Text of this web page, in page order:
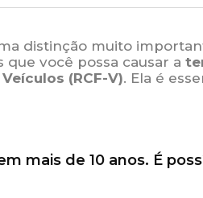
distinção muito
que você possa causar a
(RCF-V). Ela é
mais de 10 anos. É